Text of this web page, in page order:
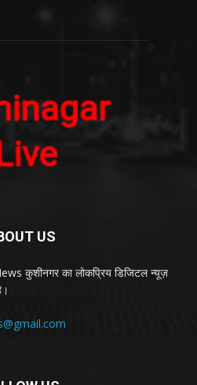
US
कुशीनगर का लोकप्रिय डिजिटल न्यूज़